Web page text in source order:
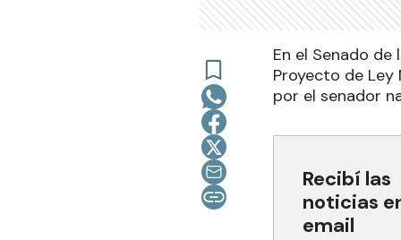
En el Senado
Proyecto de Ley
por el senador
Recibí las
noticias
email